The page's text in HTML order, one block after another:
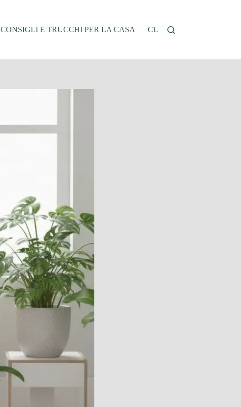
CONSIGLI E TRUCCHI PER LA CASA CUCINA E RICETTE